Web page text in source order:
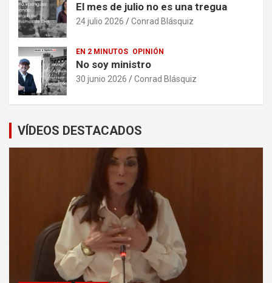
El mes de julio no es una tregua
24 julio 2026 Conrad Blásquiz
EN 2 MINUTOS OPINIÓN
No soy ministro
30 junio 2026 Conrad Blásquiz
VÍDEOS DESTACADOS